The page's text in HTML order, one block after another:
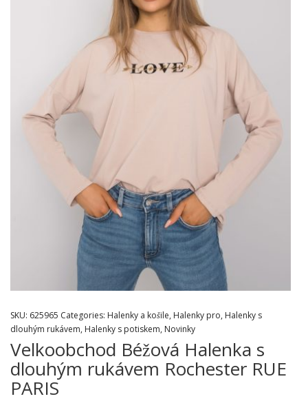
SKU: 625965 Categories: Halenky a košile, Halenky pro, Halenky s
dlouhým rukávem, Halenky s potiskem, Novinky
Velkoobchod Béžová Halenka s
dlouhým rukávem Rochester RUE
PARIS